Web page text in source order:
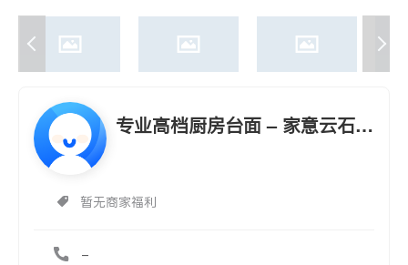
专业高档厨房台面 – 家意云石公
暂无商家福利
-